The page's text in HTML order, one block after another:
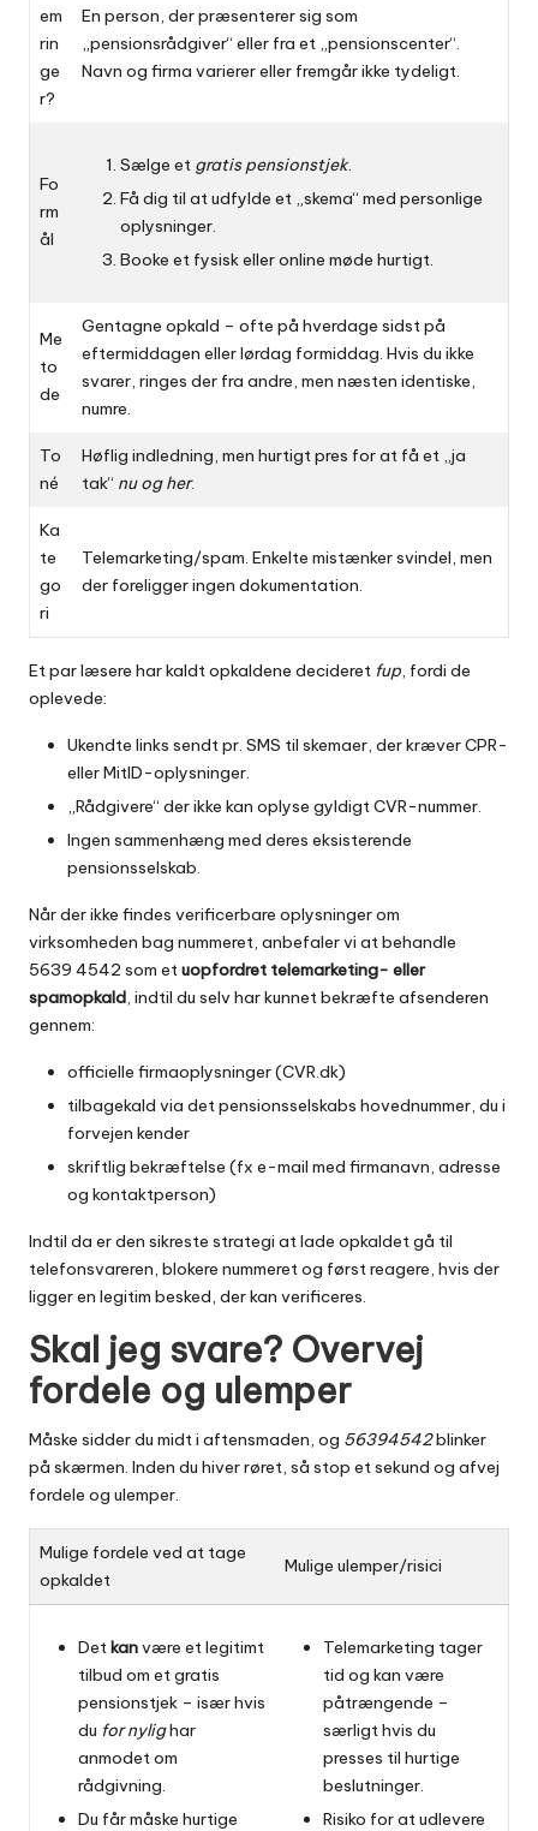
em
rin
ge
r?
En person, der præsenterer sig som
„pensionsrådgiver“ eller fra et „pensionscenter“.
Navn og firma varierer eller fremgår ikke tydeligt.
Fo
rm
ål
Sælge et gratis pensionstjek.
Få dig til at udfylde et „skema“ med personlige
oplysninger.
Booke et fysisk eller online møde hurtigt.
Me
to
de
Gentagne opkald – ofte på hverdage sidst på
eftermiddagen eller lørdag formiddag. Hvis du ikke
svarer, ringes der fra andre, men næsten identiske,
numre.
To
né
Høflig indledning, men hurtigt pres for at få et „ja
tak“ nu og her.
Ka
te
go
ri
Telemarketing/spam. Enkelte mistænker svindel, men
der foreligger ingen dokumentation.
Et par læsere har kaldt opkaldene decideret fup, fordi de
oplevede:
Ukendte links sendt pr. SMS til skemaer, der kræver CPR-
eller MitID-oplysninger.
„Rådgivere“ der ikke kan oplyse gyldigt CVR-nummer.
Ingen sammenhæng med deres eksisterende
pensionsselskab.
Når der ikke findes verificerbare oplysninger om
virksomheden bag nummeret, anbefaler vi at behandle
5639 4542 som etuopfordret telemarketing- eller
spamopkald, indtil du selv har kunnet bekræfte afsenderen
gennem:
officielle firmaoplysninger (CVR.dk)
tilbagekald via det pensionsselskabs hovednummer, du i
forvejen kender
skriftlig bekræftelse (fx e-mail med firmanavn, adresse
og kontaktperson)
Indtil da er den sikreste strategi at lade opkaldet gå til
telefonsvareren, blokere nummeret og først reagere, hvis der
ligger en legitim besked, der kan verificeres.
Skal jeg svare? Overvej
fordele og ulemper
Måske sidder du midt i aftensmaden, og 56394542blinker
på skærmen. Inden du hiver røret, så stop et sekund og afvej
fordele og ulemper.
Mulige fordele ved at tage
opkaldet
Mulige ulemper/risici
Detkanvære et legitimt
tilbud om et gratis
pensionstjek – især hvis
du for nylighar
anmodet om
rådgivning.
Du får måske hurtige
Telemarketing tager
tid og kan være
påtrængende –
særligt hvis du
presses til hurtige
beslutninger.
Risiko for at udlevere